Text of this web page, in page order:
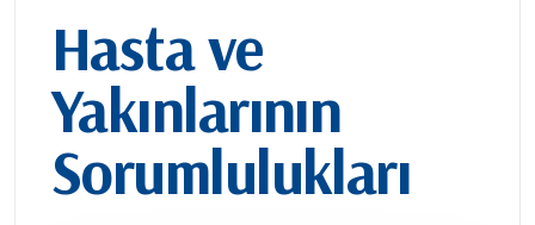
Hasta ve
Yakınlarının
Sorumlulukları